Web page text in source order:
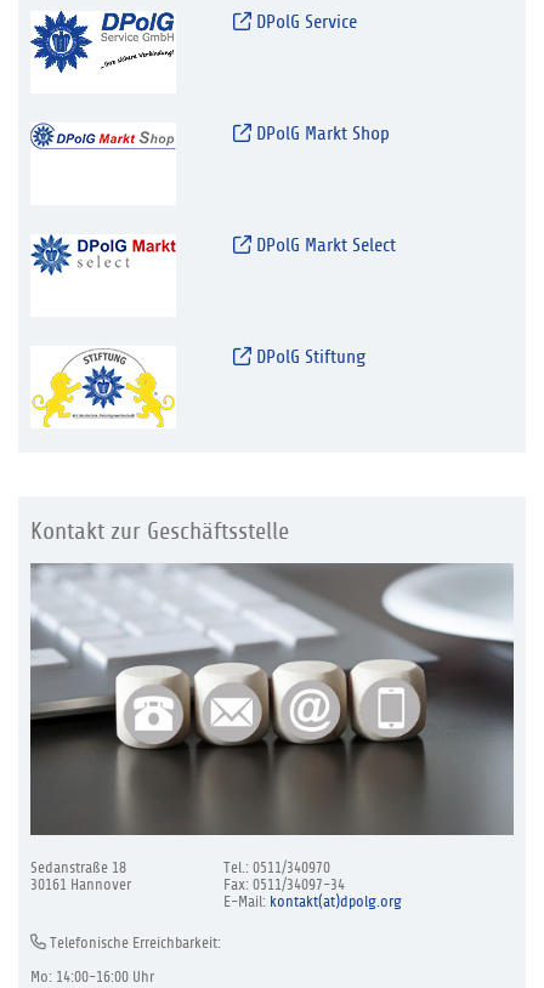
DPolG Service
DPolG Markt Shop
DPolG Markt Select
DPolG Stiftung
Kontakt zur Geschäftsstelle
Sedanstraße 18
30161 Hannover
Tel.: 0511/340970
Fax: 0511/34097-34
E-Mail: kontakt(at)dpolg.org
Telefonische Erreichbarkeit:
Mo: 14:00-16:00 Uhr